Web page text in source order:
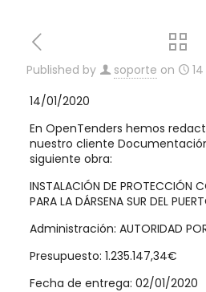
Published by soporte on
14/01/2020
En OpenTenders hemos
nuestro cliente
siguiente obra:
INSTALACIÓN DE PROTECCIÓN
PARA LA DÁRSENA SUR DEL
Administración: AUTORIDAD
Presupuesto: 1.235.147,34€
Fecha de entrega: 02/01/2020